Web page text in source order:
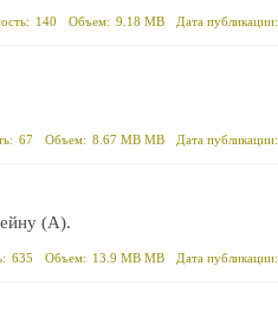
Дата публикации:
9.18 MB
Объем:
140
Дата публикации:
8.67 MB MB
Объем:
67
(А).
Дата публикации:
13.9 MB MB
Объем:
635